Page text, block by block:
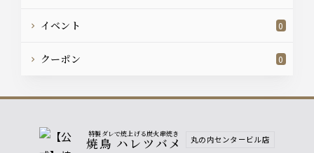
イベント 0
クーポン 0
特製ダレで焼上げる炭火串焼き
焼鳥 ハレツバメ 丸の内センタービル店